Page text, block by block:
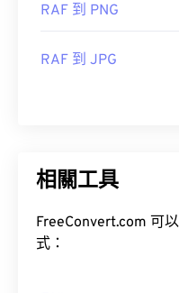
RAF 到 PNG
RAF 到 JPG
相關工具
FreeConvert.com 可
式：